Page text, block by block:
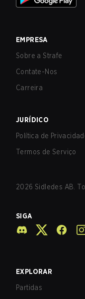
EMPRESA
Sobre a Strafe
Contate-Nos
Carreira
JURÍDICO
Política de
Termos de Serviço
2026 Sidledes AB.
SIGA
EXPLORAR
Partidas